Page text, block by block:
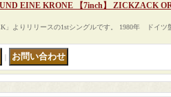
EINE KRONE 【7inch】 ZICKZACK
」よりリリースの1stシングルです。 1980年 ドイ